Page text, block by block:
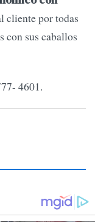
cliente por todas
con sus caballos
4601.